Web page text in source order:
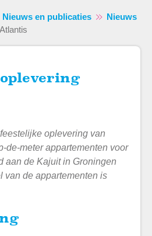
Nieuws en publicaties
Nieuws
oplevering van
de-meter appartementen voor
aan de Kajuit in Groningen
van de appartementen is